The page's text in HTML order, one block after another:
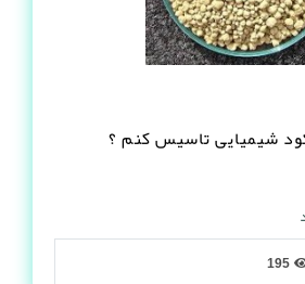
شیمیایی تاسیس کنم ؟